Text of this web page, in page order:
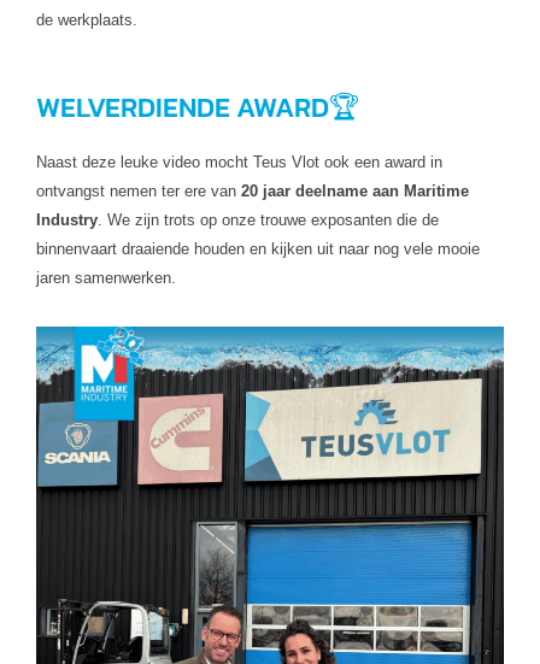
de werkplaats.
WELVERDIENDE AWARD🏆
Naast deze leuke video mocht Teus Vlot ook een award in
ontvangst nemen ter ere van 20 jaar deelname aan Maritime
Industry . We zijn trots op onze trouwe exposanten die de
binnenvaart draaiende houden en kijken uit naar nog vele mooie
jaren samenwerken.